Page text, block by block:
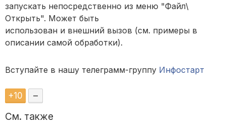
запускать непосредственно из меню "Файл\
Открыть". Может быть
использован и внешний вызов (см. примеры в
описании самой обработки).
Вступайте в нашу телеграмм-группу Инфостарт
+10 –
См. также